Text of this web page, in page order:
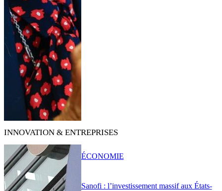
INNOVATION & ENTREPRISES
Sanofi : l’investissement massif aux États-
ÉCONOMIE